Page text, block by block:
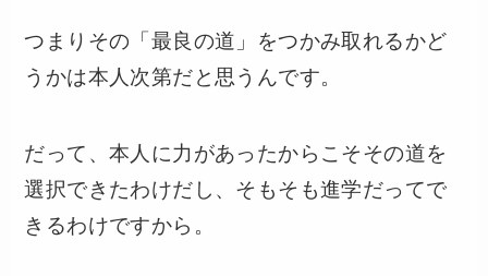
つまりその「最良の道」をつかみ取れるかど
うかは本人次第だと思うんです。
だって、本人に力があったからこそその道を
選択できたわけだし、そもそも進学だってで
きるわけですから。